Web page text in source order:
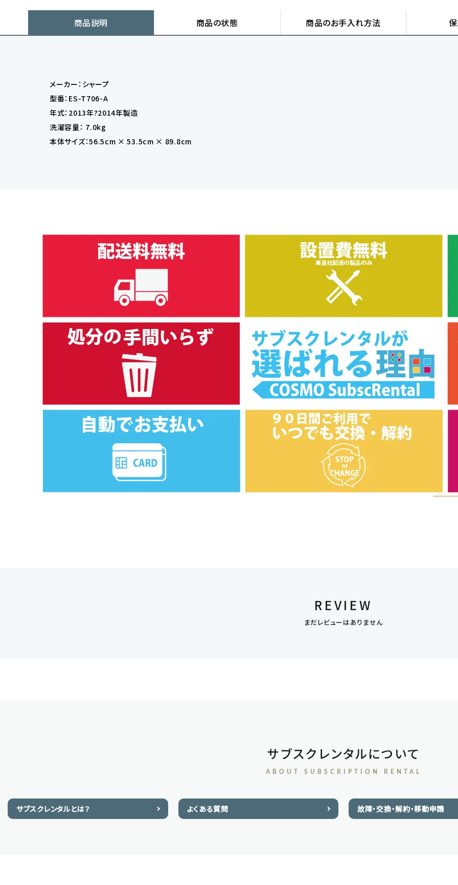
商品説明 商品の状態 商品のお手入れ方法
メーカー：シャープ
型番：ES-T706-A
年式：2013年?2014年製造
洗濯容量： 7.0kg
本体サイズ：56.5cm × 53.5cm × 89.8cm
REVIEW
まだレビューはありません
サブスクレンタルについて
ABOUT SUBSCRIPTION RENTAL
サブスクレンタルとは？ よくある質問 故障・交換・解約・移動申請